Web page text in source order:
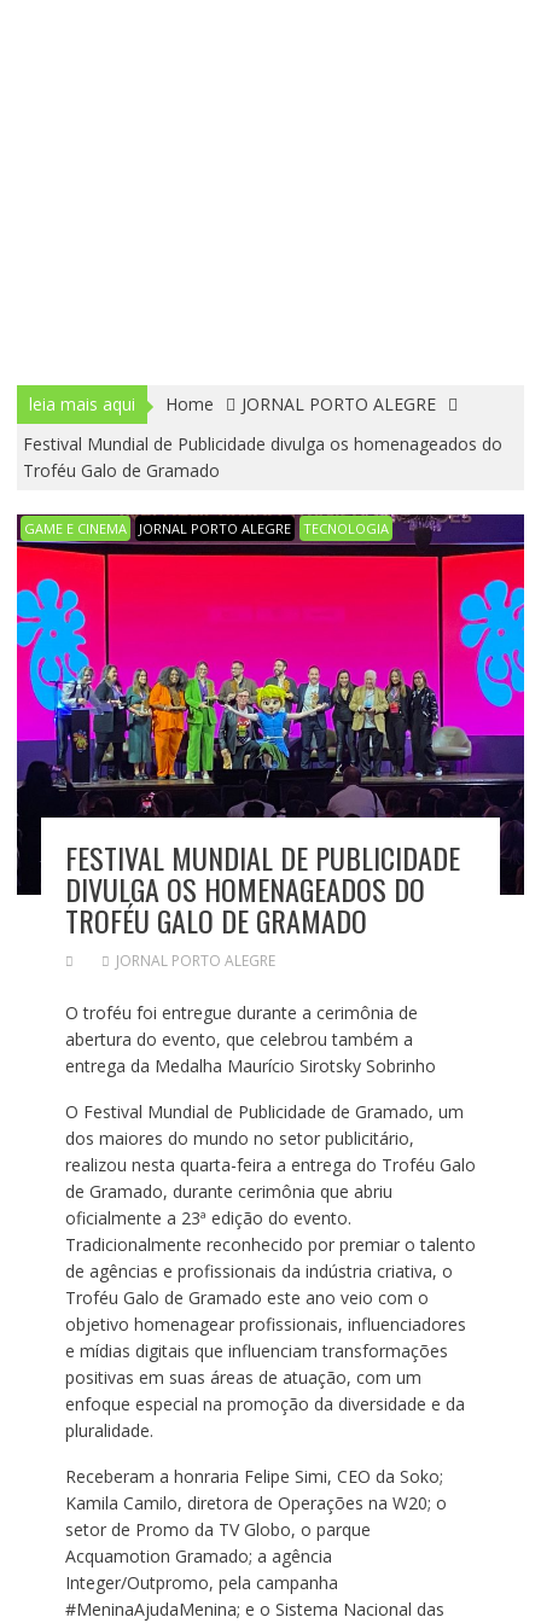
leia mais aqui Home
JORNAL PORTO ALEGRE
Festival Mundial de Publicidade divulga os homenageados do
Troféu Galo de Gramado
GAME E CINEMA JORNAL PORTO ALEGRE TECNOLOGIA
FESTIVAL MUNDIAL DE PUBLICIDADE
DIVULGA OS HOMENAGEADOS DO
TROFÉU GALO DE GRAMADO
JORNAL PORTO ALEGRE
O troféu foi entregue durante a cerimônia de
abertura do evento, que celebrou também a
entrega da Medalha Maurício Sirotsky Sobrinho
O Festival Mundial de Publicidade de Gramado, um
dos maiores do mundo no setor publicitário,
realizou nesta quarta-feira a entrega do Troféu Galo
de Gramado, durante cerimônia que abriu
oficialmente a 23ª edição do evento.
Tradicionalmente reconhecido por premiar o talento
de agências e profissionais da indústria criativa, o
Troféu Galo de Gramado este ano veio com o
objetivo homenagear profissionais, influenciadores
e mídias digitais que influenciam transformações
positivas em suas áreas de atuação, com um
enfoque especial na promoção da diversidade e da
pluralidade.
Receberam a honraria Felipe Simi, CEO da Soko;
Kamila Camilo, diretora de Operações na W20; o
setor de Promo da TV Globo, o parque
Acquamotion Gramado; a agência
Integer/Outpromo, pela campanha
#MeninaAjudaMenina; e o Sistema Nacional das